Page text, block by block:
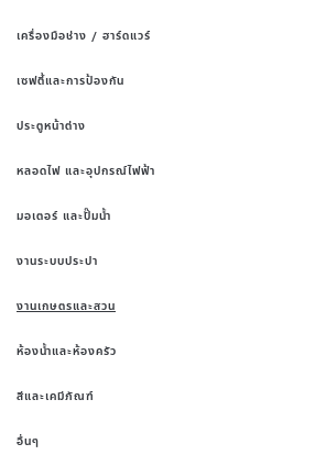
เครื่องมือช่าง / ฮาร์ดแวร์
เซฟตี้และการป้องกัน
ประตูหน้าต่าง
หลอดไฟ และอุปกรณ์ไฟฟ้า
มอเตอร์ และปั๊มน้ำ
งานระบบประปา
งานเกษตรและสวน
ห้องน้ำและห้องครัว
สีและเคมีภัณฑ์
อื่นๆ